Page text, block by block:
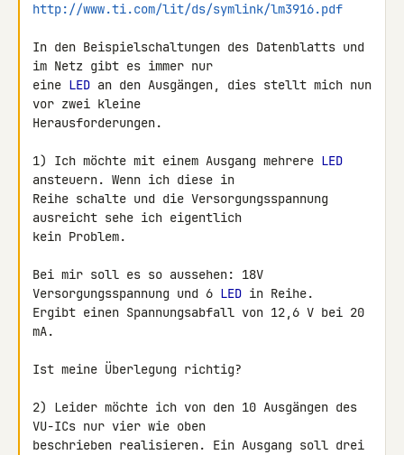
http://www.ti.com/lit/ds/symlink/lm3916.pdf
In den Beispielschaltungen des Datenblatts und
im Netz gibt es immer nur
eine LED an den Ausgängen, dies stellt mich nun
vor zwei kleine
Herausforderungen.
1) Ich möchte mit einem Ausgang mehrere LED
ansteuern. Wenn ich diese in
Reihe schalte und die Versorgungsspannung
ausreicht sehe ich eigentlich
kein Problem.
Bei mir soll es so aussehen: 18V
Versorgungsspannung und 6 LED in Reihe.
Ergibt einen Spannungsabfall von 12,6 V bei 20
mA.
Ist meine Überlegung richtig?
2) Leider möchte ich von den 10 Ausgängen des
VU-ICs nur vier wie oben